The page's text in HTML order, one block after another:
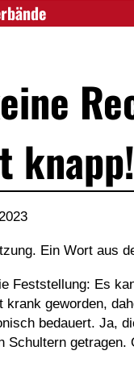
knapp!
Ein Wort aus
Feststellung: Es
krank geworden,
bedauert. Ja,
Schultern